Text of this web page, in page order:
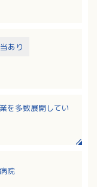
あり
を多数展開してい
院